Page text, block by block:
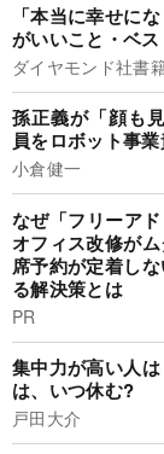
「本当に幸せに
がいいこと・ベス
ダイヤモンド社書
孫正義が「顔も
員をロボット事
小倉健一
なぜ「フリーア
オフィス改修が
席予約が定着し
る解決策とは
PR
集中力が高い人
は、いつ休む?
戸田大介